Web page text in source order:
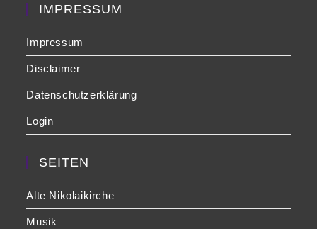
IMPRESSUM
Impressum
Disclaimer
Datenschutzerklärung
Login
SEITEN
Alte Nikolaikirche
Musik